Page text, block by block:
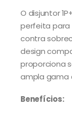
O disjuntor
perfeita para
contra
design
proporciona
ampla gama
Benefícios: